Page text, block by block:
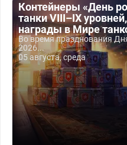
Контейнеры «День
танки VIII–IX
награды в Мире
Во время празднования
2026...
05 августа, среда